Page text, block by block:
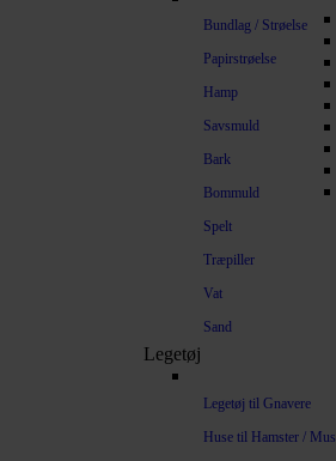
Bundlag / Strøelse
Papirstrøelse
Hamp
Savsmuld
Bark
Bommuld
Spelt
Træpiller
Vat
Sand
Legetøj
Legetøj til Gnavere
Huse til Hamster / Mus